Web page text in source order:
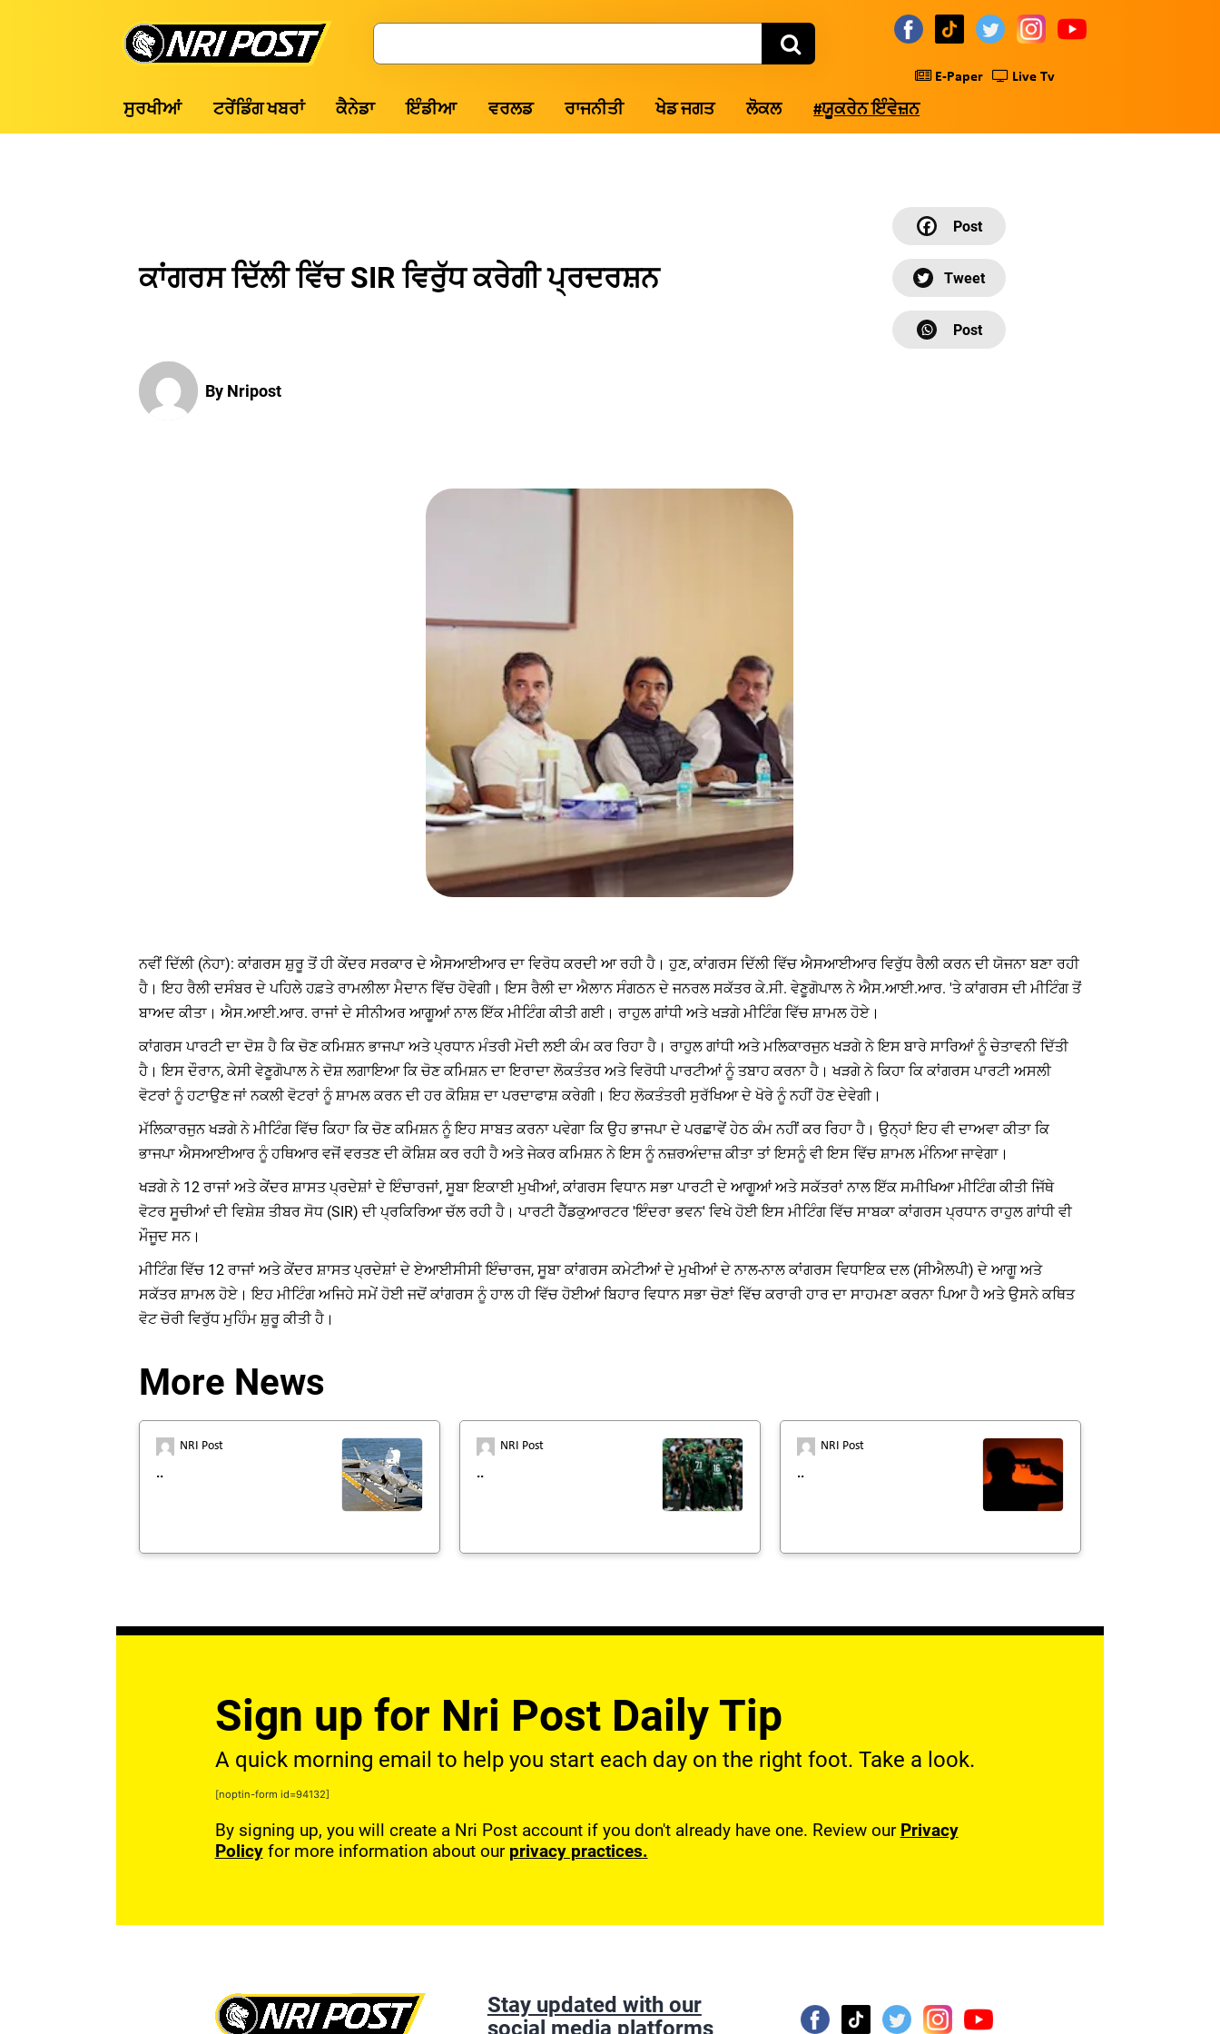
Post
Search
E-Paper Live Tv
ਸੁਰਖੀਆਂ ਟਰੇਂਡਿੰਗ ਖਬਰਾਂ ਕੈਨੇਡਾ ਇੰਡੀਆ ਵਰਲਡ ਰਾਜਨੀਤੀ ਖੇਡ ਜਗਤ ਲੋਕਲ #ਯੂਕਰੇਨ ਇੰਵੇਜ਼ਨ
ਕਾਂਗਰਸ ਦਿੱਲੀ ਵਿੱਚ SIR ਵਿਰੁੱਧ ਕਰੇਗੀ ਪ੍ਰਦਰਸ਼ਨ
By Nripost
ਨਵੀਂ ਦਿੱਲੀ (ਨੇਹਾ): ਕਾਂਗਰਸ ਸ਼ੁਰੂ ਤੋਂ ਹੀ ਕੇਂਦਰ ਸਰਕਾਰ ਦੇ ਐਸਆਈਆਰ ਦਾ ਵਿਰੋਧ ਕਰਦੀ ਆ ਰਹੀ ਹੈ। ਹੁਣ, ਕਾਂਗਰਸ ਦਿੱਲੀ ਵਿੱਚ ਐਸਆਈਆਰ ਵਿਰੁੱਧ ਰੈਲੀ ਕਰਨ ਦੀ ਯੋਜਨਾ ਬਣਾ ਰਹੀ
ਹੈ। ਇਹ ਰੈਲੀ ਦਸੰਬਰ ਦੇ ਪਹਿਲੇ ਹਫ਼ਤੇ ਰਾਮਲੀਲਾ ਮੈਦਾਨ ਵਿੱਚ ਹੋਵੇਗੀ। ਇਸ ਰੈਲੀ ਦਾ ਐਲਾਨ ਸੰਗਠਨ ਦੇ ਜਨਰਲ ਸਕੱਤਰ ਕੇ.ਸੀ. ਵੇਣੂਗੋਪਾਲ ਨੇ ਐਸ.ਆਈ.ਆਰ. 'ਤੇ ਕਾਂਗਰਸ ਦੀ ਮੀਟਿੰਗ ਤੋਂ
ਬਾਅਦ ਕੀਤਾ। ਐਸ.ਆਈ.ਆਰ. ਰਾਜਾਂ ਦੇ ਸੀਨੀਅਰ ਆਗੂਆਂ ਨਾਲ ਇੱਕ ਮੀਟਿੰਗ ਕੀਤੀ ਗਈ। ਰਾਹੁਲ ਗਾਂਧੀ ਅਤੇ ਖੜਗੇ ਮੀਟਿੰਗ ਵਿੱਚ ਸ਼ਾਮਲ ਹੋਏ।
ਕਾਂਗਰਸ ਪਾਰਟੀ ਦਾ ਦੋਸ਼ ਹੈ ਕਿ ਚੋਣ ਕਮਿਸ਼ਨ ਭਾਜਪਾ ਅਤੇ ਪ੍ਰਧਾਨ ਮੰਤਰੀ ਮੋਦੀ ਲਈ ਕੰਮ ਕਰ ਰਿਹਾ ਹੈ। ਰਾਹੁਲ ਗਾਂਧੀ ਅਤੇ ਮਲਿਕਾਰਜੁਨ ਖੜਗੇ ਨੇ ਇਸ ਬਾਰੇ ਸਾਰਿਆਂ ਨੂੰ ਚੇਤਾਵਨੀ ਦਿੱਤੀ
ਹੈ। ਇਸ ਦੌਰਾਨ, ਕੇਸੀ ਵੇਣੂਗੋਪਾਲ ਨੇ ਦੋਸ਼ ਲਗਾਇਆ ਕਿ ਚੋਣ ਕਮਿਸ਼ਨ ਦਾ ਇਰਾਦਾ ਲੋਕਤੰਤਰ ਅਤੇ ਵਿਰੋਧੀ ਪਾਰਟੀਆਂ ਨੂੰ ਤਬਾਹ ਕਰਨਾ ਹੈ। ਖੜਗੇ ਨੇ ਕਿਹਾ ਕਿ ਕਾਂਗਰਸ ਪਾਰਟੀ ਅਸਲੀ
ਵੋਟਰਾਂ ਨੂੰ ਹਟਾਉਣ ਜਾਂ ਨਕਲੀ ਵੋਟਰਾਂ ਨੂੰ ਸ਼ਾਮਲ ਕਰਨ ਦੀ ਹਰ ਕੋਸ਼ਿਸ਼ ਦਾ ਪਰਦਾਫਾਸ਼ ਕਰੇਗੀ। ਇਹ ਲੋਕਤੰਤਰੀ ਸੁਰੱਖਿਆ ਦੇ ਖੋਰੇ ਨੂੰ ਨਹੀਂ ਹੋਣ ਦੇਵੇਗੀ।
ਮੱਲਿਕਾਰਜੁਨ ਖੜਗੇ ਨੇ ਮੀਟਿੰਗ ਵਿੱਚ ਕਿਹਾ ਕਿ ਚੋਣ ਕਮਿਸ਼ਨ ਨੂੰ ਇਹ ਸਾਬਤ ਕਰਨਾ ਪਵੇਗਾ ਕਿ ਉਹ ਭਾਜਪਾ ਦੇ ਪਰਛਾਵੇਂ ਹੇਠ ਕੰਮ ਨਹੀਂ ਕਰ ਰਿਹਾ ਹੈ। ਉਨ੍ਹਾਂ ਇਹ ਵੀ ਦਾਅਵਾ ਕੀਤਾ ਕਿ
ਭਾਜਪਾ ਐਸਆਈਆਰ ਨੂੰ ਹਥਿਆਰ ਵਜੋਂ ਵਰਤਣ ਦੀ ਕੋਸ਼ਿਸ਼ ਕਰ ਰਹੀ ਹੈ ਅਤੇ ਜੇਕਰ ਕਮਿਸ਼ਨ ਨੇ ਇਸ ਨੂੰ ਨਜ਼ਰਅੰਦਾਜ਼ ਕੀਤਾ ਤਾਂ ਇਸਨੂੰ ਵੀ ਇਸ ਵਿੱਚ ਸ਼ਾਮਲ ਮੰਨਿਆ ਜਾਵੇਗਾ।
ਖੜਗੇ ਨੇ 12 ਰਾਜਾਂ ਅਤੇ ਕੇਂਦਰ ਸ਼ਾਸਤ ਪ੍ਰਦੇਸ਼ਾਂ ਦੇ ਇੰਚਾਰਜਾਂ, ਸੂਬਾ ਇਕਾਈ ਮੁਖੀਆਂ, ਕਾਂਗਰਸ ਵਿਧਾਨ ਸਭਾ ਪਾਰਟੀ ਦੇ ਆਗੂਆਂ ਅਤੇ ਸਕੱਤਰਾਂ ਨਾਲ ਇੱਕ ਸਮੀਖਿਆ ਮੀਟਿੰਗ ਕੀਤੀ ਜਿੱਥੇ
ਵੋਟਰ ਸੂਚੀਆਂ ਦੀ ਵਿਸ਼ੇਸ਼ ਤੀਬਰ ਸੋਧ (SIR) ਦੀ ਪ੍ਰਕਿਰਿਆ ਚੱਲ ਰਹੀ ਹੈ। ਪਾਰਟੀ ਹੈੱਡਕੁਆਰਟਰ 'ਇੰਦਰਾ ਭਵਨ' ਵਿਖੇ ਹੋਈ ਇਸ ਮੀਟਿੰਗ ਵਿੱਚ ਸਾਬਕਾ ਕਾਂਗਰਸ ਪ੍ਰਧਾਨ ਰਾਹੁਲ ਗਾਂਧੀ ਵੀ
ਮੌਜੂਦ ਸਨ।
ਮੀਟਿੰਗ ਵਿੱਚ 12 ਰਾਜਾਂ ਅਤੇ ਕੇਂਦਰ ਸ਼ਾਸਤ ਪ੍ਰਦੇਸ਼ਾਂ ਦੇ ਏਆਈਸੀਸੀ ਇੰਚਾਰਜ, ਸੂਬਾ ਕਾਂਗਰਸ ਕਮੇਟੀਆਂ ਦੇ ਮੁਖੀਆਂ ਦੇ ਨਾਲ-ਨਾਲ ਕਾਂਗਰਸ ਵਿਧਾਇਕ ਦਲ (ਸੀਐਲਪੀ) ਦੇ ਆਗੂ ਅਤੇ
ਸਕੱਤਰ ਸ਼ਾਮਲ ਹੋਏ। ਇਹ ਮੀਟਿੰਗ ਅਜਿਹੇ ਸਮੇਂ ਹੋਈ ਜਦੋਂ ਕਾਂਗਰਸ ਨੂੰ ਹਾਲ ਹੀ ਵਿੱਚ ਹੋਈਆਂ ਬਿਹਾਰ ਵਿਧਾਨ ਸਭਾ ਚੋਣਾਂ ਵਿੱਚ ਕਰਾਰੀ ਹਾਰ ਦਾ ਸਾਹਮਣਾ ਕਰਨਾ ਪਿਆ ਹੈ ਅਤੇ ਉਸਨੇ ਕਥਿਤ
ਵੋਟ ਚੋਰੀ ਵਿਰੁੱਧ ਮੁਹਿੰਮ ਸ਼ੁਰੂ ਕੀਤੀ ਹੈ।
More News
NRI Post
..
NRI Post
..
NRI Post
..
Sign up for Nri Post Daily Tip
A quick morning email to help you start each day on the right foot. Take a look.
[noptin-form id=94132]
By signing up, you will create a Nri Post account if you don't already have one. Review our Privacy
Policyfor more information about our privacy practices.
Stay updated with our
social media platforms